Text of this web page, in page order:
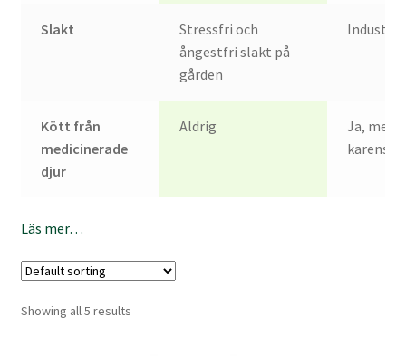
Slakt
Stressfri och
ångestfri slakt på
gården
Kött från
medicinerade
djur
Aldrig
Ja, med
karenstid
Läs mer…
Showing all 5 results